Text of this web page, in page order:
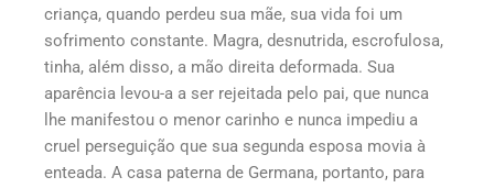
criança, quando perdeu sua mãe, sua vida foi um
sofrimento constante. Magra, desnutrida, escrofulosa,
tinha, além disso, a mão direita deformada. Sua
aparência levou-a a ser rejeitada pelo pai, que nunca
lhe manifestou o menor carinho e nunca impediu a
cruel perseguição que sua segunda esposa movia à
enteada. A casa paterna de Germana, portanto, para